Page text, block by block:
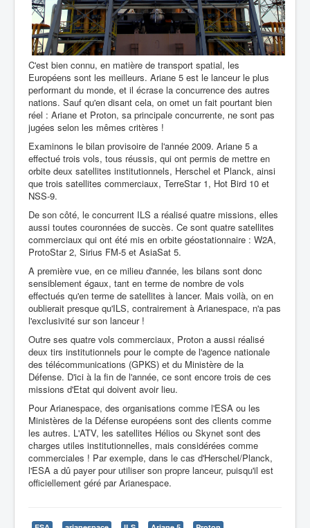
C'est bien connu, en matière de transport spatial, les
Européens sont les meilleurs. Ariane 5 est le lanceur le plus
performant du monde, et il écrase la concurrence des autres
nations. Sauf qu'en disant cela, on omet un fait pourtant bien
réel : Ariane et Proton, sa principale concurrente, ne sont pas
jugées selon les mêmes critères !
Examinons le bilan provisoire de l'année 2009. Ariane 5 a
effectué trois vols, tous réussis, qui ont permis de mettre en
orbite deux satellites institutionnels, Herschel et Planck, ainsi
que trois satellites commerciaux, TerreStar 1, Hot Bird 10 et
NSS-9.
De son côté, le concurrent ILS a réalisé quatre missions, elles
aussi toutes couronnées de succès. Ce sont quatre satellites
commerciaux qui ont été mis en orbite géostationnaire : W2A,
ProtoStar 2, Sirius FM-5 et AsiaSat 5.
A première vue, en ce milieu d'année, les bilans sont donc
sensiblement égaux, tant en terme de nombre de vols
effectués qu'en terme de satellites à lancer. Mais voilà, on en
oublierait presque qu'ILS, contrairement à Arianespace, n'a pas
l'exclusivité sur son lanceur !
Outre ses quatre vols commerciaux, Proton a aussi réalisé
deux tirs institutionnels pour le compte de l'agence nationale
des télécommunications (GPKS) et du Ministère de la
Défense. D'ici à la fin de l'année, ce sont encore trois de ces
missions d'Etat qui doivent avoir lieu.
Pour Arianespace, des organisations comme l'ESA ou les
Ministères de la Défense européens sont des clients comme
les autres. L'ATV, les satellites Hélios ou Skynet sont des
charges utiles institutionnelles, mais considérées comme
commerciales ! Par exemple, dans le cas d'Herschel/Planck,
l'ESA a dû payer pour utiliser son propre lanceur, puisqu'il est
officiellement géré par Arianespace.